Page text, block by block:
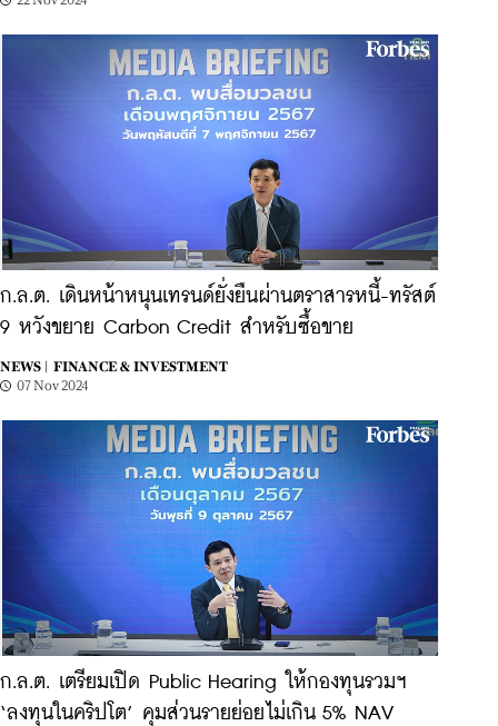
ก.ล.ต. เดินหน้าหนุนเทรนด์ยั่งยืนผ่านตราสารหนี้-ทรัสต์
9 หวังขยาย Carbon Credit สำหรับซื้อขาย
NEWS |
FINANCE & INVESTMENT
07 Nov 2024
ก.ล.ต. เตรียมเปิด Public Hearing ให้กองทุนรวมฯ
‘ลงทุนในคริปโต’ คุมส่วนรายย่อยไม่เกิน 5% NAV